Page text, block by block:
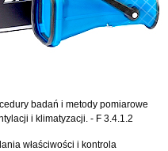
badań i metody pomiarowe
i klimatyzacji. - F 3.4.1.2
właściwości i kontrola